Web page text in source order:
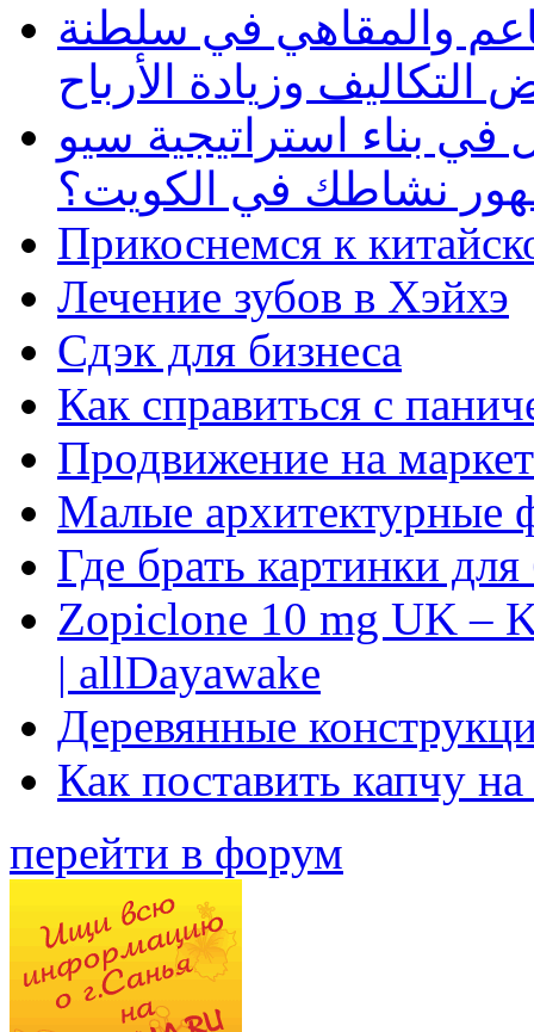
والمقاهي في سلطنة
وزيادة الأرباح
بناء استراتيجية سيو
نشاطك في الكويت؟
Прикоснемся к
Лечение зубов в Хэйхэ
Сдэк для бизнеса
Как справиться с
Продвижение на
Малые архитектурные
Где брать картинки
Zopiclone 10 mg UK –
| allDayawake
Деревянные
Как поставить капчу
перейти в форум